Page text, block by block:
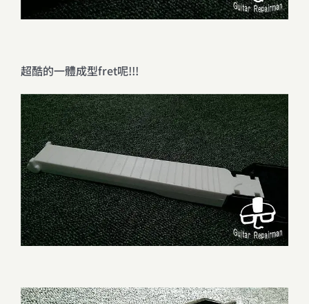
超酷的一體成型fret呢!!!